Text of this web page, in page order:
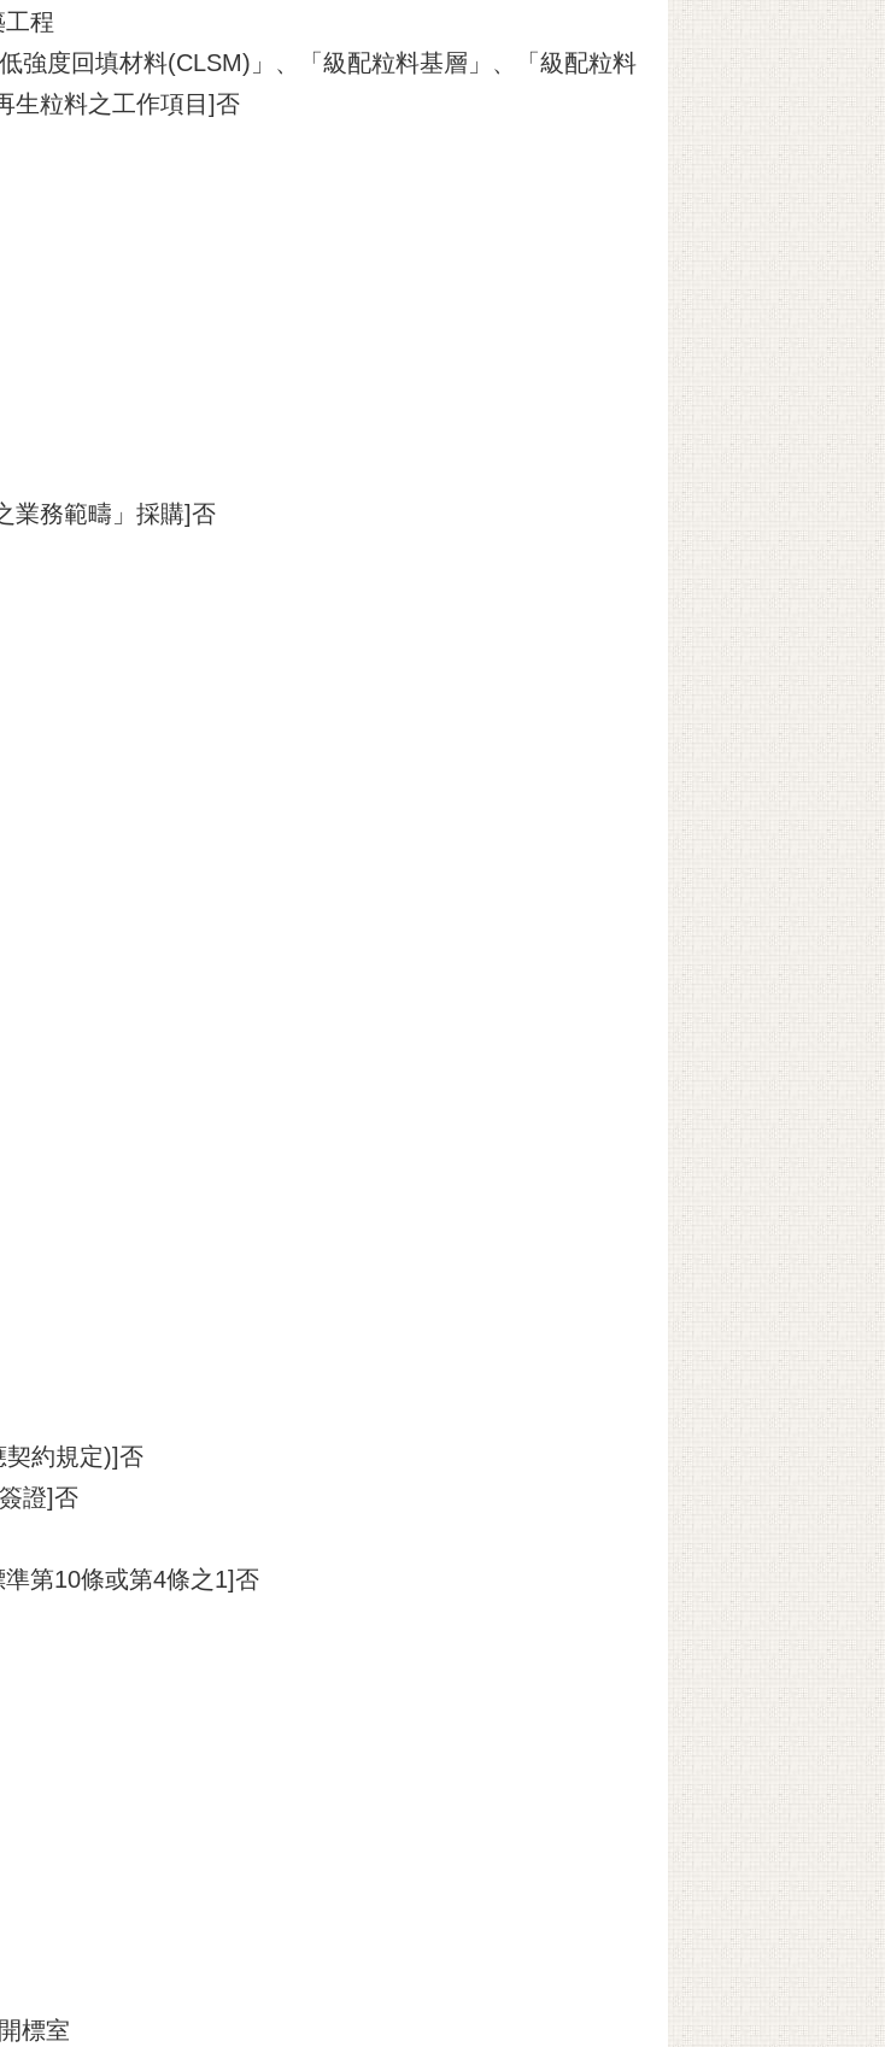
程
強度回填材料(CLSM)」、「級配粒料基層」、「級配粒料
生粒料之工作項目]否
業務範疇」採購]否
契約規定)]否
證]否
第10條或第4條之1]否
標室